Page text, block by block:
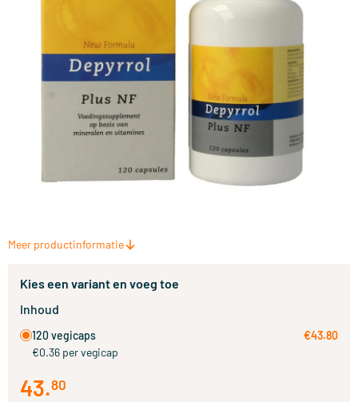
Meer productinformatie
Kies een variant en voeg toe
Inhoud
120 vegicaps
€0.36 per vegicap
€43.80
43.80